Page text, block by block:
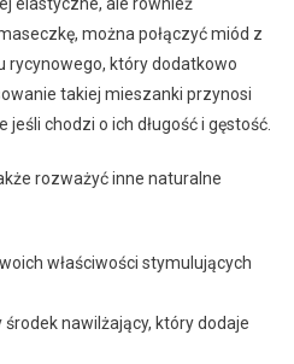
można połączyć miód z
rycynowego, który dodatkowo
takiej mieszanki przynosi
chodzi o ich długość i gęstość.
rozważyć inne naturalne
właściwości stymulujących
środek nawilżający, który dodaje